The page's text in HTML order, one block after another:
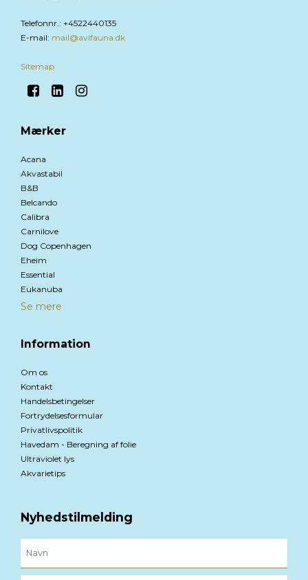
Telefonnr. : +4522440135
E-mail: mail@avifauna.dk
Sitemap
Mærker
Acana
Akvastabil
B&B
Belcando
Calibra
Carnilove
Dog Copenhagen
Eheim
Essential
Eukanuba
Se mere
Information
Om os
Kontakt
Handelsbetingelser
Fortrydelsesformular
Privatlivspolitik
Havedam - Beregning af folie
Ultraviolet lys
Akvarietips
Nyhedstilmelding